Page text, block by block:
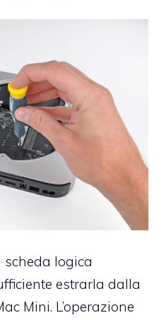
logica
estrarla dalla
Mini. L’operazione